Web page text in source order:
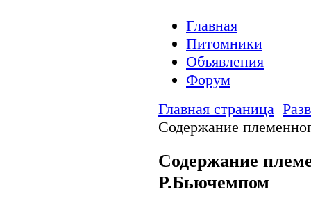
Главная
Питомники
Объявления
Форум
Главная страница
Содержание
Содержание
Р.Бьючемпом